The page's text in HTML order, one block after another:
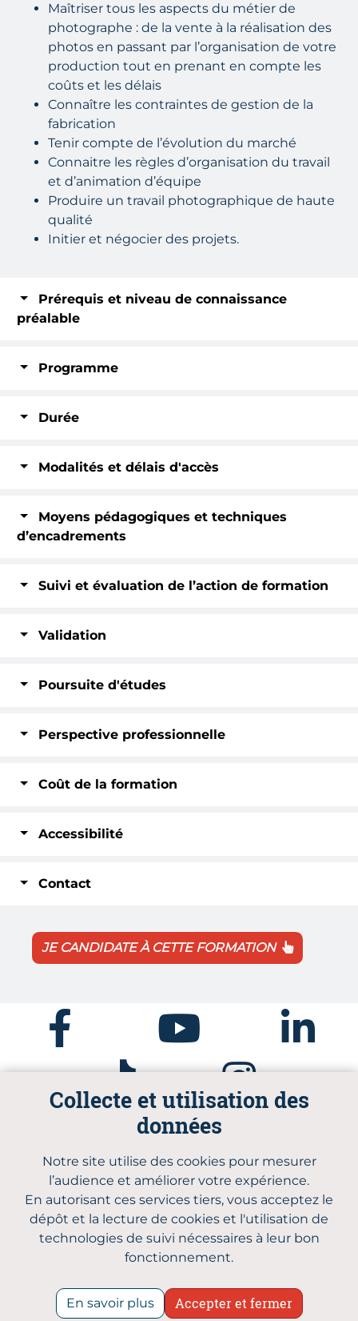
Maîtriser tous les aspects du métier de
photographe : de la vente à la réalisation des
photos en passant par l’organisation de votre
production tout en prenant en compte les
coûts et les délais
Connaître les contraintes de gestion de la
fabrication
Tenir compte de l’évolution du marché
Connaitre les règles d’organisation du travail
et d’animation d’équipe
Produire un travail photographique de haute
qualité
Initier et négocier des projets.
préalable
Programme
Durée
Modalités et délais d'accès
d’encadrements
Suivi et évaluation de l’action de formation
Validation
Poursuite d'études
Perspective professionnelle
Coût de la formation
Accessibilité
Contact
JE CANDIDATE À CETTE FORMATION
Facebook Youtube Linkedin
Tiktok Instagram
Parcours Réussite CMA BFC
Qui sommes-nous
Plan du site
Mentions légales
Politique de confidentialité et gestion des
cookies
Accessibilité : conforme
© 2026 CMA Formation Bourgogne Franche-
Collecte et utilisation des
données
Notre site utilise des cookies pour mesurer
l’audience et améliorer votre expérience.
En autorisant ces services tiers, vous acceptez le
dépôt et la lecture de cookies et l'utilisation de
technologies de suivi nécessaires à leur bon
fonctionnement.
En savoir plus Accepter et fermer